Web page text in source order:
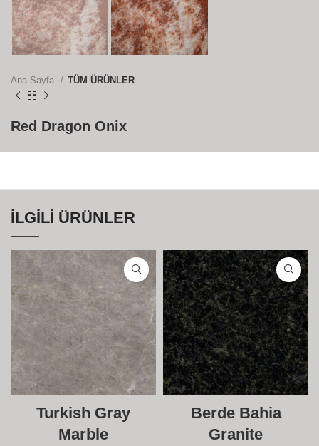
Ana Sayfa TÜM ÜRÜNLER
Red Dragon Onix
İLGILI ÜRÜNLER
Turkish Gray
Marble
Berde Bahia
Granite